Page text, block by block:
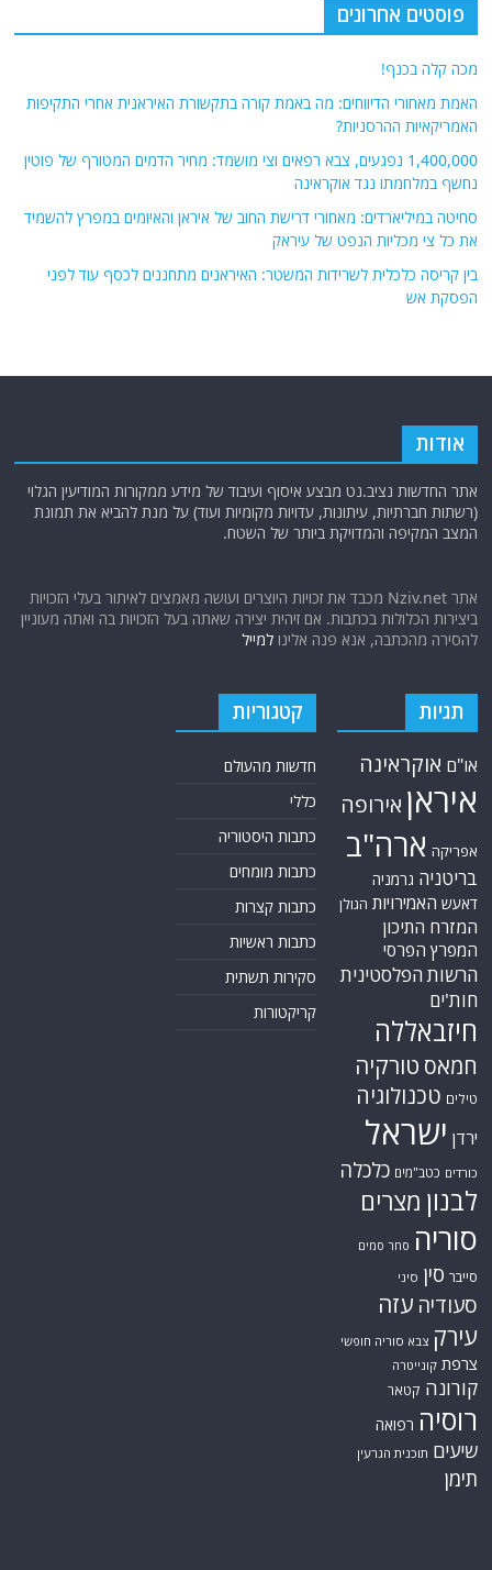
פוסטים אחרונים
מכה קלה בכנף!
האמת מאחורי הדיווחים: מה באמת קורה בתקשורת האיראנית אחרי התקיפות
האמריקאיות ההרסניות?
1,400,000 נפגעים, צבא רפאים וצי מושמד: מחיר הדמים המטורף של פוטין
נחשף במלחמתו נגד אוקראינה
סחיטה במיליארדים: מאחורי דרישת החוב של איראן והאיומים במפרץ להשמיד
את כל צי מכליות הנפט של עיראק
בין קריסה כלכלית לשרידות המשטר: האיראנים מתחננים לכסף עוד לפני
הפסקת אש
אודות
אתר החדשות נציב.נט מבצע איסוף ועיבוד של מידע ממקורות המודיעין הגלוי
(רשתות חברתיות, עיתונות, עדויות מקומיות ועוד) על מנת להביא את תמונת
המצב המקיפה והמדויקת ביותר של השטח.
אתר Nziv.net מכבד את זכויות היוצרים ועושה מאמצים לאיתור בעלי הזכויות
ביצירות הכלולות בכתבות. אם זיהית יצירה שאתה בעל הזכויות בה ואתה מעוניין
להסירה מהכתבה, אנא פנה אלינולמייל
תגיות
או"ם אוקראינה
איראן אירופה
אפריקה ארה"ב
בריטניה גרמניה
דאעש האמירויות הגולן
המזרח התיכון
המפרץ הפרסי
הרשות הפלסטינית
חות'ים
חיזבאללה
חמאס טורקיה
טילים טכנולוגיה
ירדן ישראל
כורדים כטב"מים כלכלה
לבנון מצרים
סוריה סחר סמים
סייבר סין סיני
סעודיה עזה
עירק צבא סוריה חופשי
צרפת קונייטרה
קורונה קטאר
רוסיה רפואה
שיעים תוכנית הגרעין
תימן
קטגוריות
חדשות מהעולם
כללי
כתבות היסטוריה
כתבות מומחים
כתבות קצרות
כתבות ראשיות
סקירות תשתית
קריקטורות